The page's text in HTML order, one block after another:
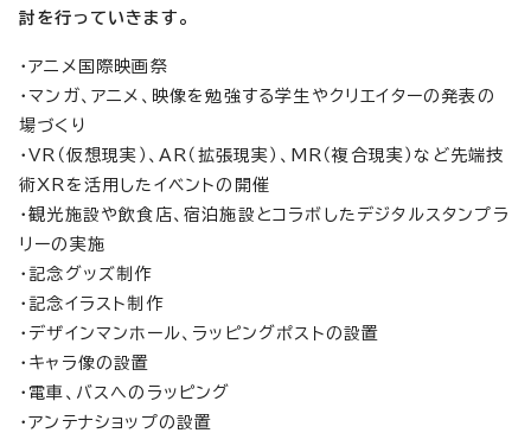
討を行っていきます。
・アニメ国際映画祭
・マンガ、アニメ、映像を勉強する学生やクリエイターの発表の
場づくり
・VR（仮想現実）、AR（拡張現実）、MR（複合現実）など先端技
術XRを活用したイベントの開催
・観光施設や飲食店、宿泊施設とコラボしたデジタルスタンプラ
リーの実施
・記念グッズ制作
・記念イラスト制作
・デザインマンホール、ラッピングポストの設置
・キャラ像の設置
・電車、バスへのラッピング
・アンテナショップの設置